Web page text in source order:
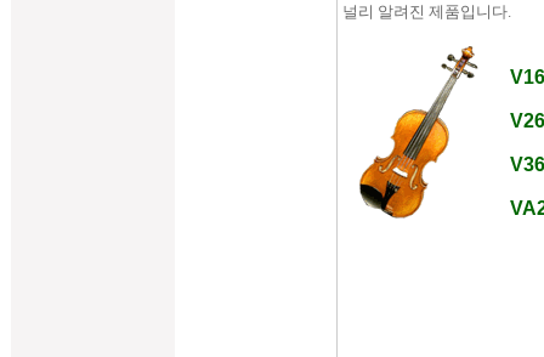
널리 알려진 제품입니다.